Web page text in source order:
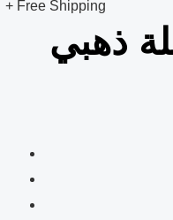
+ Free Shipping
ذهبي